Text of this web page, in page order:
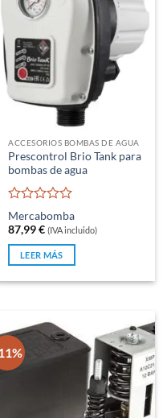
ACCESORIOS BOMBAS DE AGUA
Prescontrol Brio Tank para
bombas de agua
Valorado
con
0
de
5
Mercabomba
87,99€ (IVA incluido)
LEER MÁS